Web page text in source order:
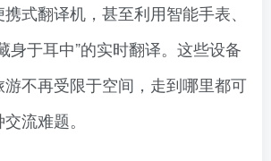
式翻译机，甚至利用智能手表、
身于耳中”的实时翻译。这些设备
不再受限于空间，走到哪里都可
流难题。